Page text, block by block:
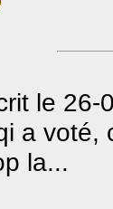
le 26-
a
la...